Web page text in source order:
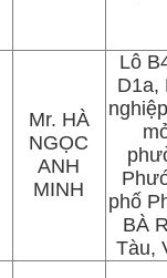
Mr. HÀ
NGỌC
ANH
MINH
Lô
D1a,
phố
BÀ
Tàu,